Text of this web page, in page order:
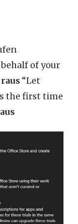
of your
raus “Let
the first time